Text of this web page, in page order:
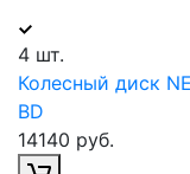
4 шт.
Колесный диск
BD
14140 руб.